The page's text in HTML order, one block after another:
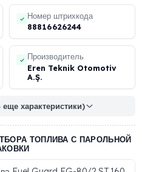
MAN NEOPLAN
для просмотра
88816626244